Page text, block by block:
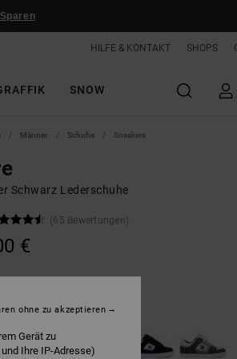
HILFE & KONTAKT SHOPS
SNOW
Männer Schuhe Sneakers
Schwarz Lederschuhe
(65 Bewertungen)
€
Gerät zu
Ihre IP-Adresse)
ohne zu akzeptieren